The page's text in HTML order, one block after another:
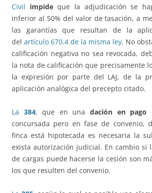
Civil impideque la adjudicación se
inferior al 50% del valor de tasación, a
las garantías que resultan de la
del artículo 670.4 de la misma ley. No
calificación negativa no sea revocada,
la nota de calificación que precisamente
la expresión por parte del LAJ, de la
aplicación analógica del precepto citado.
La 384, que en unadación en pago
concursada pero en fase de convenio,
finca está hipotecada es necesaria la
exista autorización judicial. En cambio si
de cargas puede hacerse la cesión son
los que resulten del convenio.